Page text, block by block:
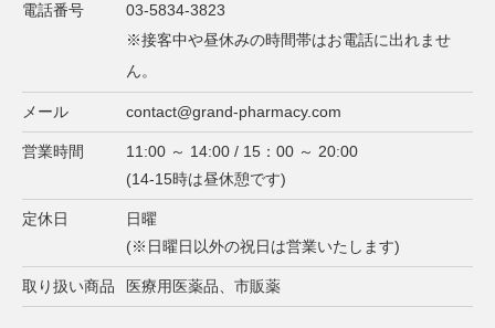
電話番号
03-5834-3823
※接客中や昼休みの時間帯はお電話に出れませ
ん。
メール contact@grand-pharmacy.com
営業時間
11:00 ～ 14:00 / 15：00 ～ 20:00
(14-15時は昼休憩です)
定休日
日曜
(※日曜日以外の祝日は営業いたします)
取り扱い商品 医療用医薬品、市販薬